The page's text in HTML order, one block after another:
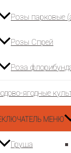
Розы парковые
Розы Спрей
Роза
ягодные
МЕНЮ
Груша